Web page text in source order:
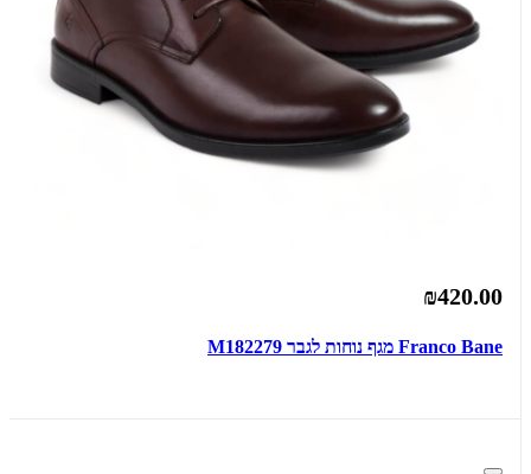
₪420.00
Franco Bane מגף נוחות לגבר M182279